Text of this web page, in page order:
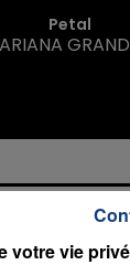
Petal
ARIANA
votre vie